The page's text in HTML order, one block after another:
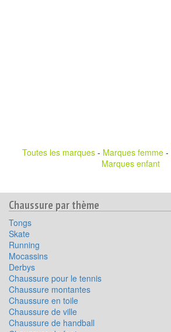
Toutes les marques - Marques femme -
Marques enfant
Chaussure par thème
Tongs
Skate
Running
Mocassins
Derbys
Chaussure pour le tennis
Chaussure montantes
Chaussure en toile
Chaussure de ville
Chaussure de handball